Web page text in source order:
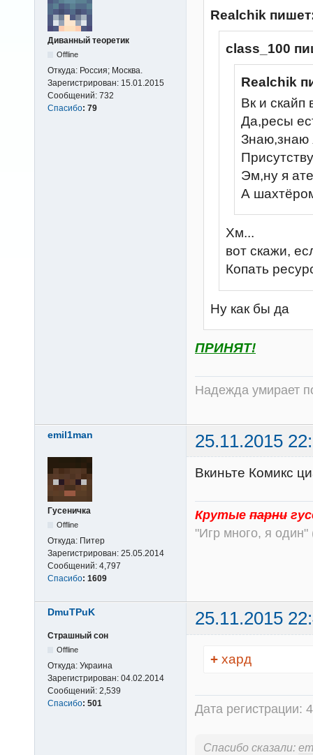
Диванный теоретик
Offline
Откуда: Россия; Москва.
Зарегистрирован: 15.01.2015
Сообщений: 732
Спасибо: 79
Realchik
class_100
Realchik
Вк и скайп
Да,ресы
Знаю,знаю
Эм,ну я
А
Хм...
вот скажи,
Копать
Ну как бы да
ПРИНЯТ!
Надежда умирает
emil1man 25.11.2015
Гусеничка
Offline
Откуда: Питер
Зарегистрирован: 25.05.2014
Сообщений: 4,797
Спасибо: 1609
Вкиньте Комикс
Крутые парни
"Игр много, я один"
DmuTPuK 25.11.2015
Страшный сон
Offline
Откуда: Украина
Зарегистрирован: 04.02.2014
Сообщений: 2,539
Спасибо: 501
+ хард
Дата регистрации:
Спасибо сказали: